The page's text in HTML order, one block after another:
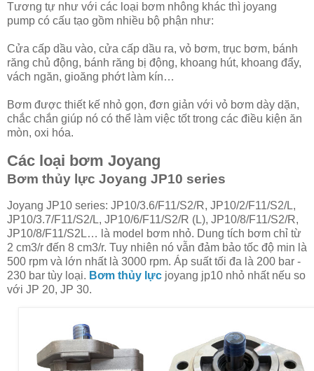
Tương tự như với các loại bơm nhông khác thì joyang
pump có cấu tạo gồm nhiều bộ phận như:
Cửa cấp dầu vào, cửa cấp dầu ra, vỏ bơm, trục bơm, bánh
răng chủ động, bánh răng bị động, khoang hút, khoang đẩy,
vách ngăn, gioăng phớt làm kín…
Bơm được thiết kế nhỏ gọn, đơn giản với vỏ bơm dày dặn,
chắc chắn giúp nó có thể làm việc tốt trong các điều kiện ăn
mòn, oxi hóa.
Các loại bơm Joyang
Bơm thủy lực Joyang JP10 series
Joyang JP10 series: JP10/3.6/F11/S2/R, JP10/2/F11/S2/L,
JP10/3.7/F11/S2/L, JP10/6/F11/S2/R (L), JP10/8/F11/S2/R,
JP10/8/F11/S2L… là model bơm nhỏ. Dung tích bơm chỉ từ
2 cm3/r đến 8 cm3/r. Tuy nhiên nó vẫn đảm bảo tốc độ min là
500 rpm và lớn nhất là 3000 rpm. Áp suất tối đa là 200 bar -
230 bar tùy loại. Bơm thủy lực joyang jp10 nhỏ nhất nếu so
với JP 20, JP 30.